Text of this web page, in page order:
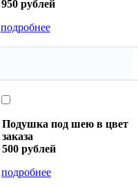
950 рублей
подробнее
Подушка под шею в цвет
заказа
500 рублей
подробнее